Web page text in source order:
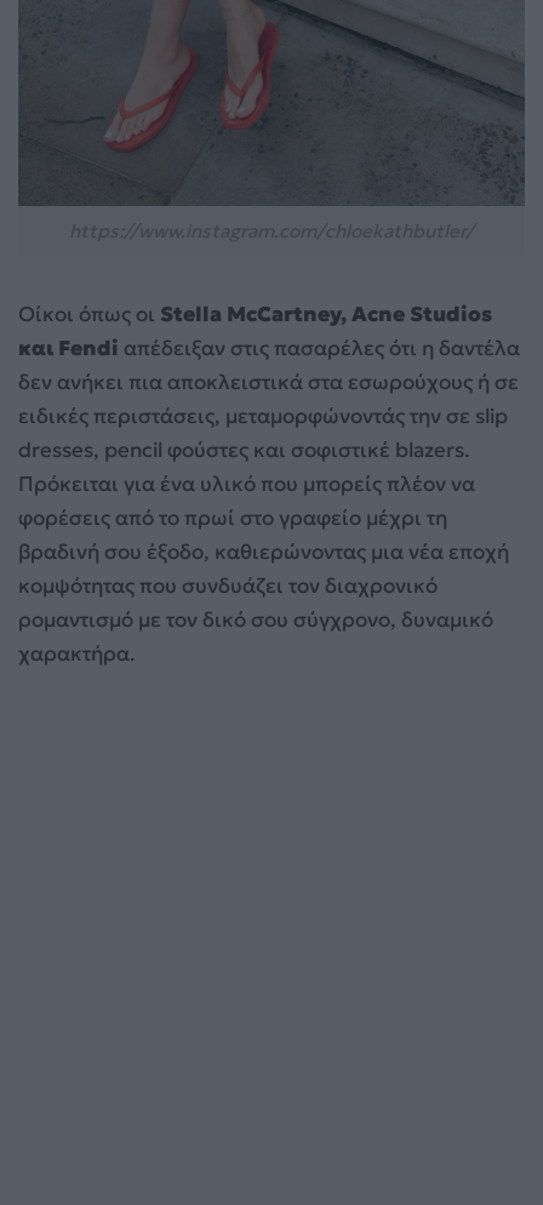
Οίκοι όπως οι Stella McCartney, Acne Studios
και Fendi απέδειξαν στις πασαρέλες ότι η δαντέλα
δεν ανήκει πια αποκλειστικά στα εσωρούχους ή σε
ειδικές περιστάσεις, μεταμορφώνοντάς την σε slip
dresses, pencil φούστες και σοφιστικέ blazers.
Πρόκειται για ένα υλικό που μπορείς πλέον να
φορέσεις από το πρωί στο γραφείο μέχρι τη
βραδινή σου έξοδο, καθιερώνοντας μια νέα εποχή
κομψότητας που συνδυάζει τον διαχρονικό
ρομαντισμό με τον δικό σου σύγχρονο, δυναμικό
χαρακτήρα.